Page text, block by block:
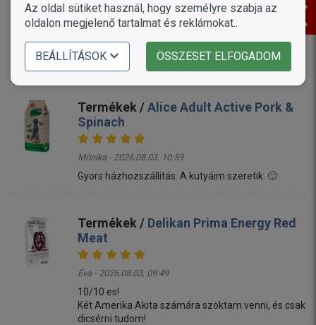
Linda - 2026.08.03. 11:17
Mi a termékkel megvagyunk elégedve ,a kutyum is
állja ....örülök ,hogy rátaláltam ☺️
Termékek /Alice Adult Active Pork &
Spinach
Mónika - 2026.08.03. 10:59
Gyors házhozszállitás. A kutyáim szeretik. 🙂
Termékek / Delikan Prima Energy Red
Meat
Éva - 2026.08.03. 09:49
10/10 es!
Két Amerika Akita számára szoktam venni, és csak
dicsérni tudom!
Az oldal sütiket használ, hogy személyre szabja az
oldalon megjelenő tartalmat és reklámokat..
BEÁLLÍTÁSOK ÖSSZESET ELFOGADOM